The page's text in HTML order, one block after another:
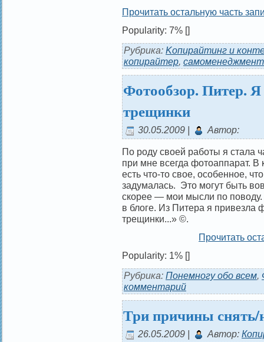
Прочитать остальную часть
Popularity: 7% []
Рубрика: Kопирайтинг и
копирайтер, самоменеджмент
Фотообзор. Питер.
трещинки
30.05.2009 | Автор:
По роду своей работы я стала
при мне всегда фотоаппарат.
есть что-то свое, особенное,
задумалась. Это могут быть
скорее — мои мысли по поводу.
в блоге. Из Питера я привезла
трещинки...» ©.
Прочитать
Popularity: 1% []
Рубрика: Понемногу обо всем,
комментарий
Три причины снять/
26.05.2009 | Автор: